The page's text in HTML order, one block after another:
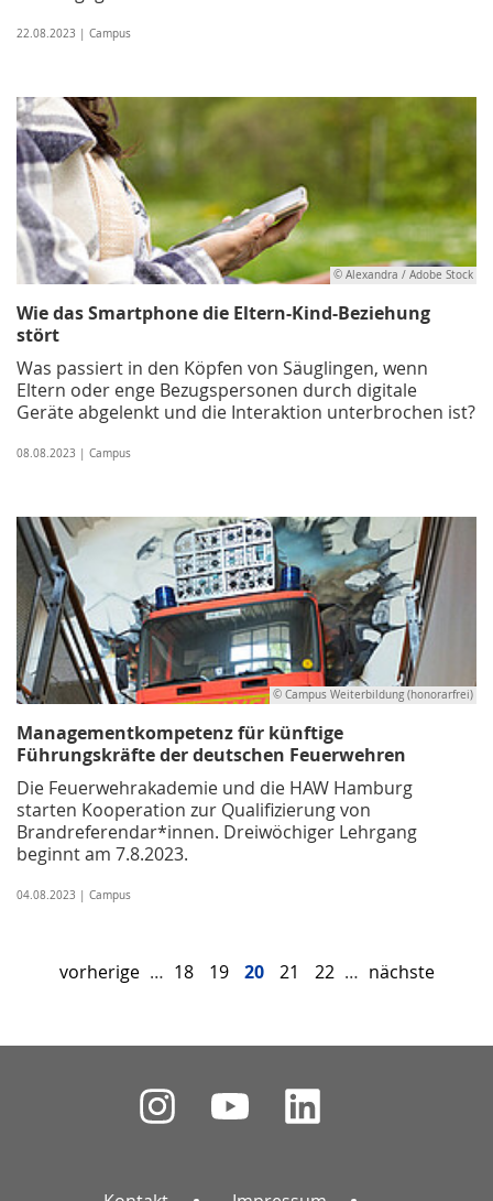
22.08.2023 | Campus
© Alexandra / Adobe Stock
Wie das Smartphone die Eltern-Kind-Beziehung
stört
Was passiert in den Köpfen von Säuglingen, wenn
Eltern oder enge Bezugspersonen durch digitale
Geräte abgelenkt und die Interaktion unterbrochen ist?
08.08.2023 | Campus
© Campus Weiterbildung (honorarfrei)
Managementkompetenz für künftige
Führungskräfte der deutschen Feuerwehren
Die Feuerwehrakademie und die HAW Hamburg
starten Kooperation zur Qualifizierung von
Brandreferendar*innen. Dreiwöchiger Lehrgang
beginnt am 7.8.2023.
04.08.2023 | Campus
vorherige … 18 19 20 21 22 … nächste